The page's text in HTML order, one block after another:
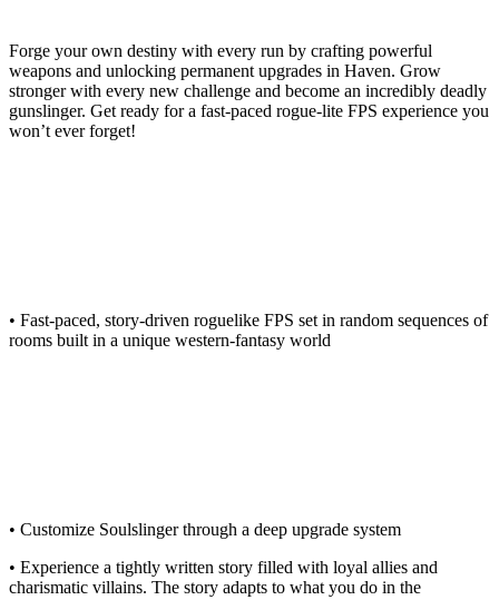
Forge your own destiny with every run by crafting powerful
weapons and unlocking permanent upgrades in Haven. Grow
stronger with every new challenge and become an incredibly deadly
gunslinger. Get ready for a fast-paced rogue-lite FPS experience you
won’t ever forget!
• Fast-paced, story-driven roguelike FPS set in random sequences of
rooms built in a unique western-fantasy world
• Customize Soulslinger through a deep upgrade system
• Experience a tightly written story filled with loyal allies and
charismatic villains. The story adapts to what you do in the